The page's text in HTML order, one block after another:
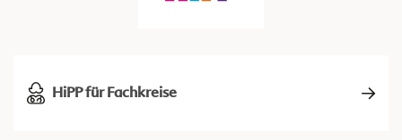
HiPP für Fachkreise